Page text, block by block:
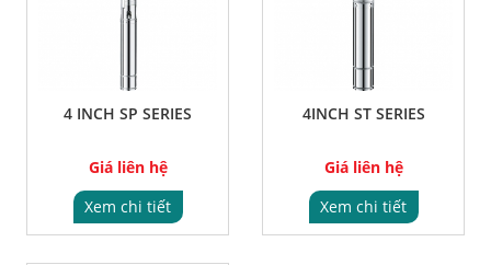
4 INCH SP SERIES
Giá liên hệ
Xem chi tiết
4INCH ST SERIES
Giá liên hệ
Xem chi tiết